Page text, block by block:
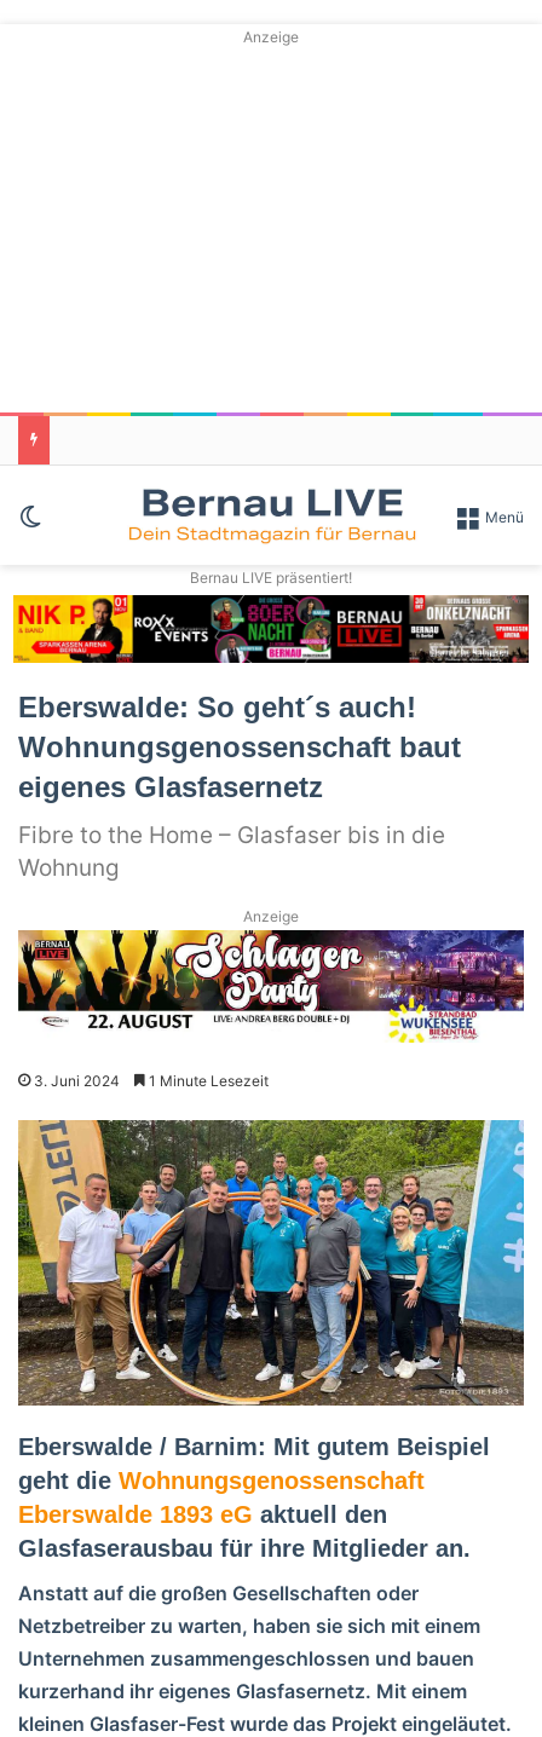
Anzeige
Skin umschalten Menü
Bernau LIVE präsentiert!
Eberswalde: So geht´s auch!
Wohnungsgenossenschaft baut
eigenes Glasfasernetz
Fibre to the Home – Glasfaser bis in die
Wohnung
Anzeige
3. Juni 2024 1 Minute Lesezeit
Eberswalde / Barnim: Mit gutem Beispiel
geht die Wohnungsgenossenschaft
Eberswalde 1893 eG aktuell den
Glasfaserausbau für ihre Mitglieder an.
Anstatt auf die großen Gesellschaften oder
Netzbetreiber zu warten, haben sie sich mit einem
Unternehmen zusammengeschlossen und bauen
kurzerhand ihr eigenes Glasfasernetz. Mit einem
kleinen Glasfaser-Fest wurde das Projekt eingeläutet.